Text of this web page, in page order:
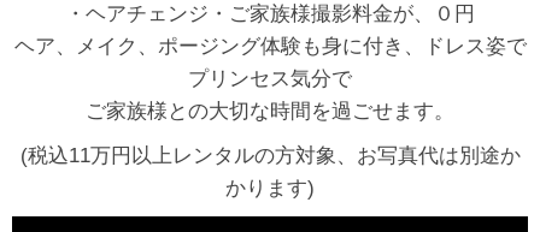
・ヘアチェンジ・ご家族様撮影料金が、０円
ヘア、メイク、ポージング体験も身に付き、ドレス姿で
プリンセス気分で
ご家族様との大切な時間を過ごせます。
(税込11万円以上レンタルの方対象、お写真代は別途か
かります)